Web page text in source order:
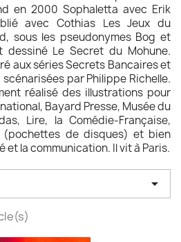
en 2000 Sophaletta avec Erik
avec Cothias Les Jeux du
sous les pseudonymes Bog et
dessiné Le Secret du Mohune.
aux séries Secrets Bancaires et
par Philippe Richelle.
réalisé des illustrations pour
Bayard Presse, Musée du
Lire, la Comédie-Française,
(pochettes de disques) et bien
la communication. Il vit à Paris.
